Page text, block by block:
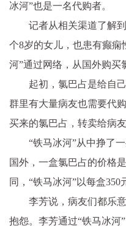
冰河”也是一名代购者。
记者从相关渠道了解
个8岁的女儿，也患有癫痫
河”通过网络，从国外购买
起初，氯巴占是给自
群里有大量病友也需要代
买来的氯巴占，转卖给病友
“铁马冰河”从中挣了
国外，一盒氯巴占的价格
同，“铁马冰河”以每盒
李芳说，病友们都乐
抱怨。李芳通过“铁马冰河